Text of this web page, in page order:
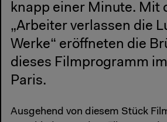
knapp einer Minute. Mit
„Arbeiter verlassen die
Werke“ eröffneten die
dieses Filmprogramm
Paris.
Ausgehend von diesem Stück